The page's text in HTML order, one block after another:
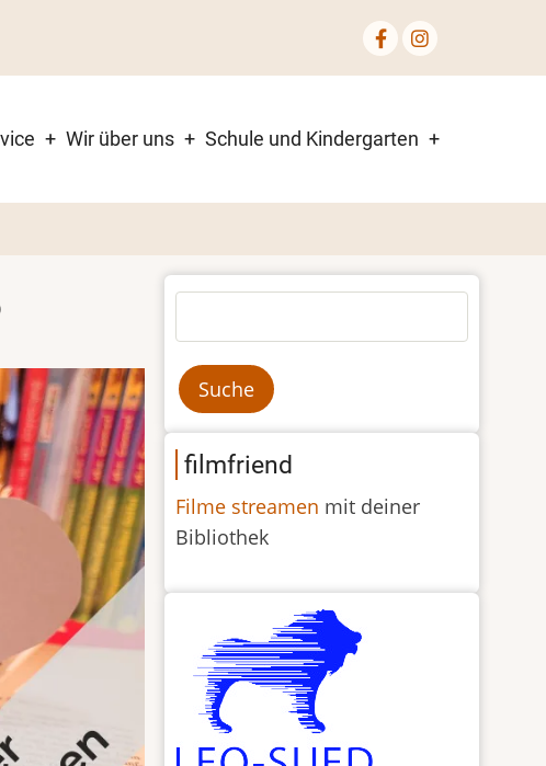
Wir über uns Schule und Kindergarten
filmfriend
Filme streamen mit deiner
Bibliothek